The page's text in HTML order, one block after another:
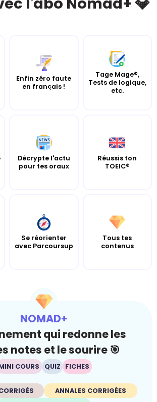
Enfin zéro faute
en français !
Tage Mage®,
Tests de logique,
etc.
Décrypte l'actu
pour tes oraux
Réussis ton
TOEIC®
Se réorienter
avec Parcoursup
Tous tes
contenus
NOMAD+
qui redonne les
notes et le sourire 🎯
COURS QUIZ FICHES
ANNALES CORRIGÉES